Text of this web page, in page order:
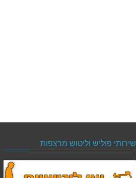
שירותי פוליש וליטוש מרצפות